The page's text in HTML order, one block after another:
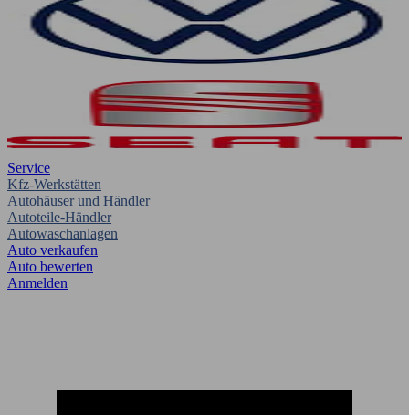
Service
Kfz-Werkstätten
Autohäuser und Händler
Autoteile-Händler
Autowaschanlagen
Auto verkaufen
Auto bewerten
Anmelden